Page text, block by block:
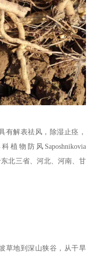
有解表祛风，除湿止痉，
物防风Saposhnikovia
东北三省、河北、河南、甘
草地到深山狭谷，从干旱